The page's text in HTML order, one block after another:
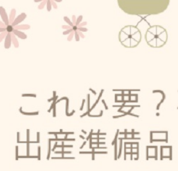
暮らし
HAREL
活用事例